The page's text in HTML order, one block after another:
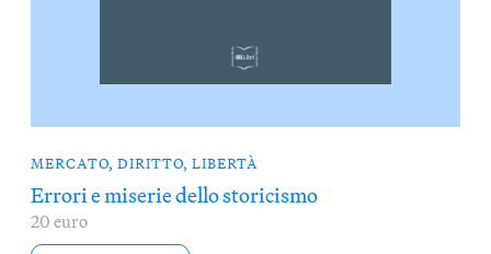
MERCATO, DIRITTO, LIBERTÀ
Errori e miserie dello storicismo
20 euro